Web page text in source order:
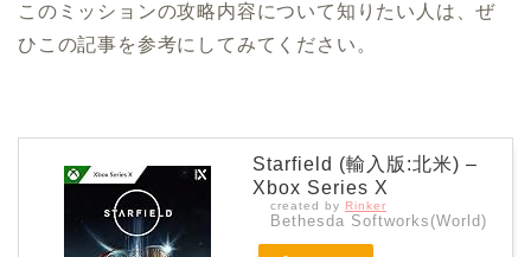
このミッションの攻略内容について知りたい人は、ぜ
ひこの記事を参考にしてみてください。
Starfield (輸入版:北米) –
Xbox Series X
created by Rinker
Bethesda Softworks(World)